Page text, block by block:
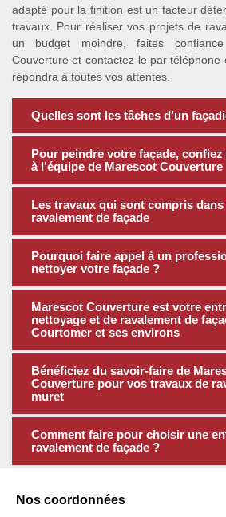
adapté pour la finition est un facteur
travaux. Pour réaliser vos projets de
un budget moindre, faites
Couverture et contactez-le par téléphone
répondra à toutes vos attentes.
Quelles sont les tâches d’un
Pour peindre votre façade,
à l’équipe de Marescot Couverture
Les travaux qui sont compris dans
ravalement de façade
Pourquoi faire appel à un
nettoyer votre façade ?
Marescot Couverture est votre
nettoyage et de ravalement de
Courtomer et ses environs
Bénéficiez du savoir-faire de
Couverture pour vos travaux de
muret
Comment faire pour choisir une
ravalement de façade ?
Nos coordonnées